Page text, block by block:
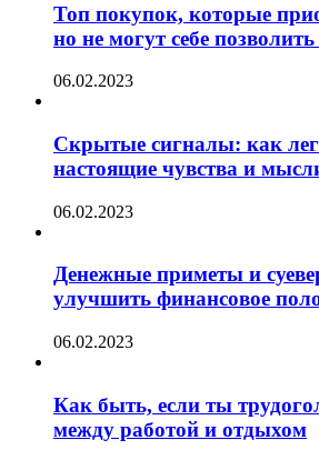
Топ покупок, которые
но не могут себе
06.02.2023
Скрытые сигналы: как
настоящие чувства и
06.02.2023
Денежные приметы и
улучшить финансовое
06.02.2023
Как быть, если ты
между работой и отдыхом